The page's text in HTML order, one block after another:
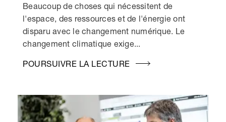
Beaucoup de choses qui nécessitent de
l'espace, des ressources et de l'énergie ont
disparu avec le changement numérique. Le
changement climatique exige...
POURSUIVRE LA LECTURE